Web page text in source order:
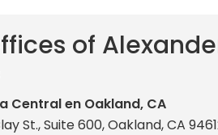
of
Central en Oakland, CA
St., Suite 600, Oakland, CA